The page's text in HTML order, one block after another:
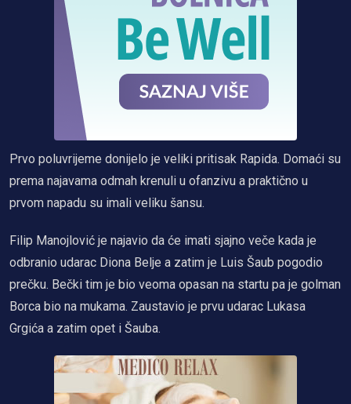
Prvo poluvrijeme donijelo je veliki pritisak Rapida. Domaći su
prema najavama odmah krenuli u ofanzivu a praktično u
prvom napadu su imali veliku šansu.
Filip Manojlović je najavio da će imati sjajno veče kada je
odbranio udarac Diona Belje a zatim je Luis Šaub pogodio
prečku. Bečki tim je bio veoma opasan na startu pa je golman
Borca bio na mukama. Zaustavio je prvu udarac Lukasa
Grgića a zatim opet i Šauba.